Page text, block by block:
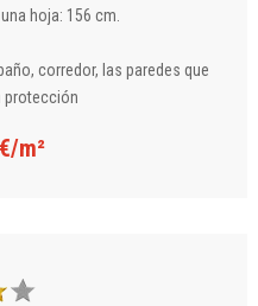
hoja: 156 cm.
corredor, las paredes que
protección
m²